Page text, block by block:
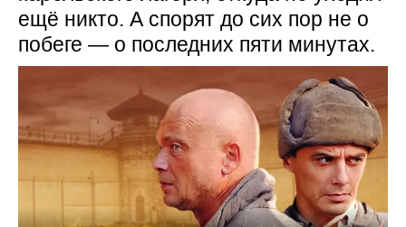
ещё никто. А спорят до сих пор не о
побеге — о последних пяти минутах.